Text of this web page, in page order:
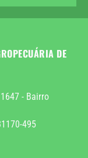
DE
- Bairro
495